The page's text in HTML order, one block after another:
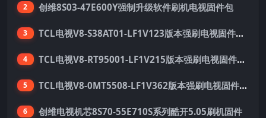
2 创维8S03-47E600Y强制升级软件刷机电视固件包
3 TCL电视V8-S38AT01-LF1V123版本强刷电视固件包下载
4 TCL电视V8-RT95001-LF1V215版本强刷电视固件包下载
5 TCL电视V8-0MT5508-LF1V362版本强刷电视固件包下载
6 创维电视机芯8S70-55E710S系列酷开5.05刷机固件